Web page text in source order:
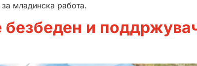
за младинска работа.
и